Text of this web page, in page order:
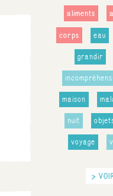
aliments
corps eau
grandir
maison
nuit
voyage
>